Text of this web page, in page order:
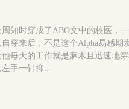
周知时穿成了ABO文中的校医，
自穿来后，不是这个Alpha易感期
他每天的工作就是麻木且迅速地穿
左手一针抑..